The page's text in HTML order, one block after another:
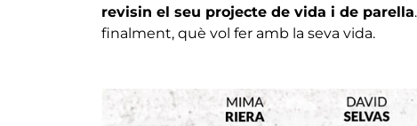
revisin el seu projecte de vida i de parella
finalment, què vol fer amb la seva vida.
Imatge